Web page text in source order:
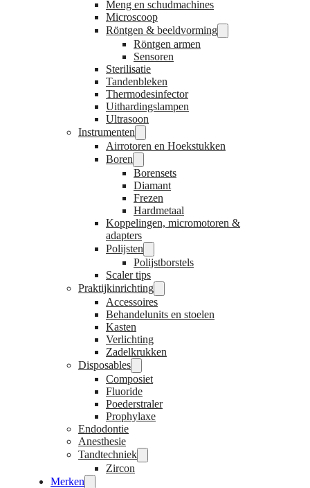
Meng en schudmachines
Microscoop
Röntgen & beeldvorming
Röntgen armen
Sensoren
Sterilisatie
Tandenbleken
Thermodesinfector
Uithardingslampen
Ultrasoon
Instrumenten
Airrotoren en Hoekstukken
Boren
Borensets
Diamant
Frezen
Hardmetaal
Koppelingen, micromotoren &
adapters
Polijsten
Polijstborstels
Scaler tips
Praktijkinrichting
Accessoires
Behandelunits en stoelen
Kasten
Verlichting
Zadelkrukken
Disposables
Composiet
Fluoride
Poederstraler
Prophylaxe
Endodontie
Anesthesie
Tandtechniek
Zircon
Merken